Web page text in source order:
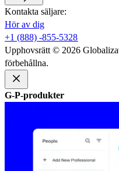
Kontakta säljare:​​
Hör av dig​​
+1 (888) -855-5328​​
Upphovsrätt © 2026
förbehållna.​​
G-P-produkter​​